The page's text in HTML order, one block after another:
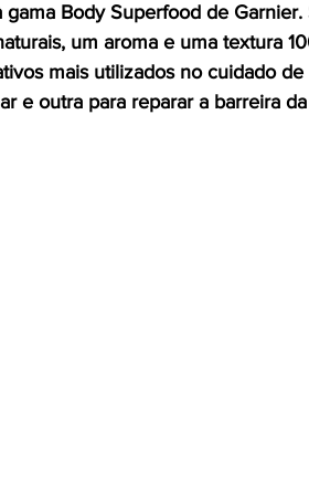
gama Body Superfood de
um aroma e uma textura
mais utilizados no cuidado
e outra para reparar a barreira